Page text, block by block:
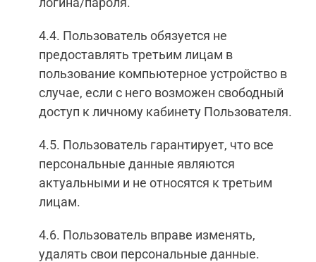
4.4. Пользователь обязуется не
предоставлять третьим лицам в
пользование компьютерное устройство в
случае, если с него возможен свободный
доступ к личному кабинету Пользователя.
4.5. Пользователь гарантирует, что все
персональные данные являются
актуальными и не относятся к третьим
лицам.
4.6. Пользователь вправе изменять,
удалять свои персональные данные.